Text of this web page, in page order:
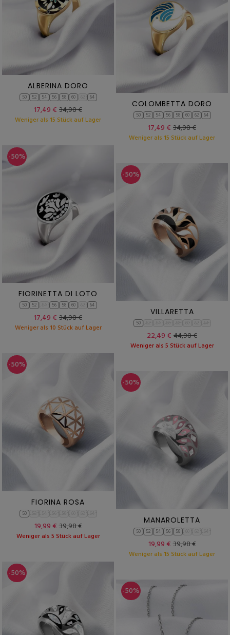
ALBERINA DORO
50 52 54 56 58 60 64
17,49 € 34,98 €
Weniger als 15 Stück auf Lager
COLOMBETTA DORO
50 52 54 56 58 60 62 64
17,49 € 34,98 €
Weniger als 15 Stück auf Lager
-50%
FIORINETTA DI LOTO
50 52 56 58 60 64
17,49 € 34,98 €
Weniger als 10 Stück auf Lager
-50%
VILLARETTA
50
22,49 € 44,98 €
Weniger als 5 Stück auf Lager
-50%
FIORINA ROSA
50
19,99 €39,98 €
Weniger als 5 Stück auf Lager
-50%
MANAROLETTA
50 52 54 56 58
19,99 €39,98 €
Weniger als 15 Stück auf Lager
-50%
-50%